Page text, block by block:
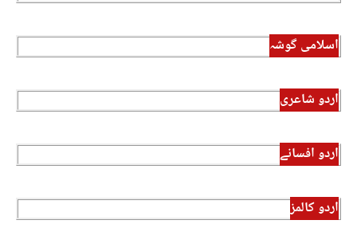
اسلامی گوشہ
اردو شاعری
اردو افسانے
اردو کالمز